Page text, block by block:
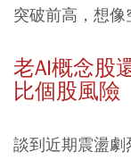
突破前高，想像
老AI概念股
比個股風險
談到近期震盪劇